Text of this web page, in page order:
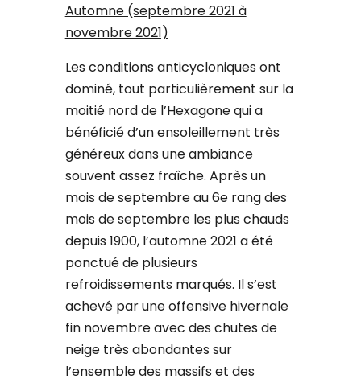
Automne (septembre 2021 à
novembre 2021)
Les conditions anticycloniques ont
dominé, tout particulièrement sur la
moitié nord de l’Hexagone qui a
bénéficié d’un ensoleillement très
généreux dans une ambiance
souvent assez fraîche. Après un
mois de septembre au 6e rang des
mois de septembre les plus chauds
depuis 1900, l’automne 2021 a été
ponctué de plusieurs
refroidissements marqués. Il s’est
achevé par une offensive hivernale
fin novembre avec des chutes de
neige très abondantes sur
l’ensemble des massifs et des